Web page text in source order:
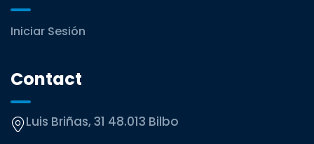
Iniciar Sesión
Contact
Luis Briñas, 31 48.013 Bilbo